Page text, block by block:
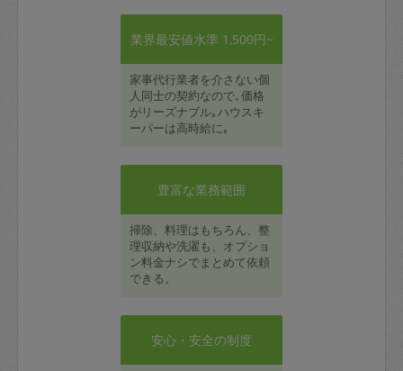
業界最安値水準 1,500円~
家事代行業者を介さない個
人同士の契約なので､価格
がリーズナブル｡ハウスキ
ーパーは高時給に｡
豊富な業務範囲
掃除、料理はもちろん、整
理収納や洗濯も、オプショ
ン料金ナシでまとめて依頼
できる。
安心・安全の制度